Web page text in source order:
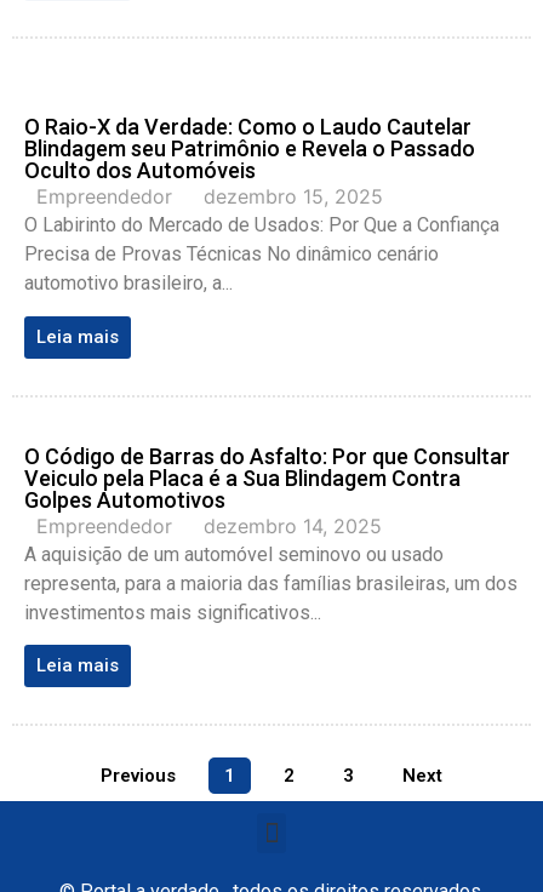
O Raio-X da Verdade: Como o Laudo Cautelar
Blindagem seu Patrimônio e Revela o Passado
Oculto dos Automóveis
Empreendedor dezembro 15, 2025
O Labirinto do Mercado de Usados: Por Que a Confiança
Precisa de Provas Técnicas No dinâmico cenário
automotivo brasileiro, a...
Leia mais
O Código de Barras do Asfalto: Por que Consultar
Veiculo pela Placa é a Sua Blindagem Contra
Golpes Automotivos
Empreendedor dezembro 14, 2025
A aquisição de um automóvel seminovo ou usado
representa, para a maioria das famílias brasileiras, um dos
investimentos mais significativos...
Leia mais
Previous 1 2 3 Next